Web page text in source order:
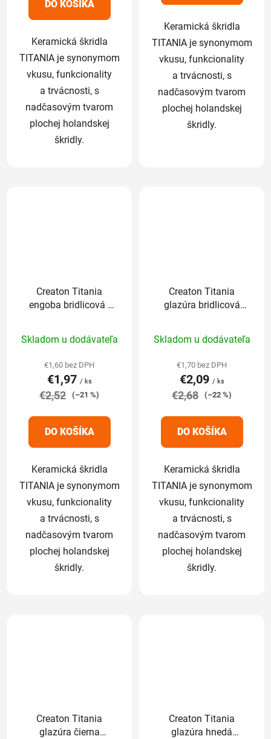
hviezdičiek.
DO KOŠÍKA
Keramická škridla
TITANIA je synonymom
vkusu, funkcionality
a trvácnosti, s
nadčasovým tvarom
plochej holandskej
škridly.
Keramická škridla
TITANIA je synonymom
vkusu, funkcionality
a trvácnosti, s
nadčasovým tvarom
plochej holandskej
škridly.
Creaton Titania
engoba bridlicová -
hodnotenie
produktu
je
5,0
5
hviezdičiek.
Skladom u dodávateľa
€1,60 bez DPH
€1,97 / ks
€2,52 (–21 %)
DO KOŠÍKA
Keramická škridla
TITANIA je synonymom
vkusu, funkcionality
a trvácnosti, s
nadčasovým tvarom
plochej holandskej
škridly.
Creaton Titania
glazúra bridlicová
hodnotenie
produktu
je
5,0
5
hviezdičiek.
Skladom u dodávateľa
€1,70 bez DPH
€2,09 / ks
€2,68 (–22 %)
DO KOŠÍKA
Keramická škridla
TITANIA je synonymom
vkusu, funkcionality
a trvácnosti, s
nadčasovým tvarom
plochej holandskej
škridly.
Creaton Titania
glazúra čierna
Creaton Titania
glazúra hnedá